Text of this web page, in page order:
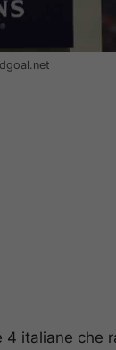
italiane che